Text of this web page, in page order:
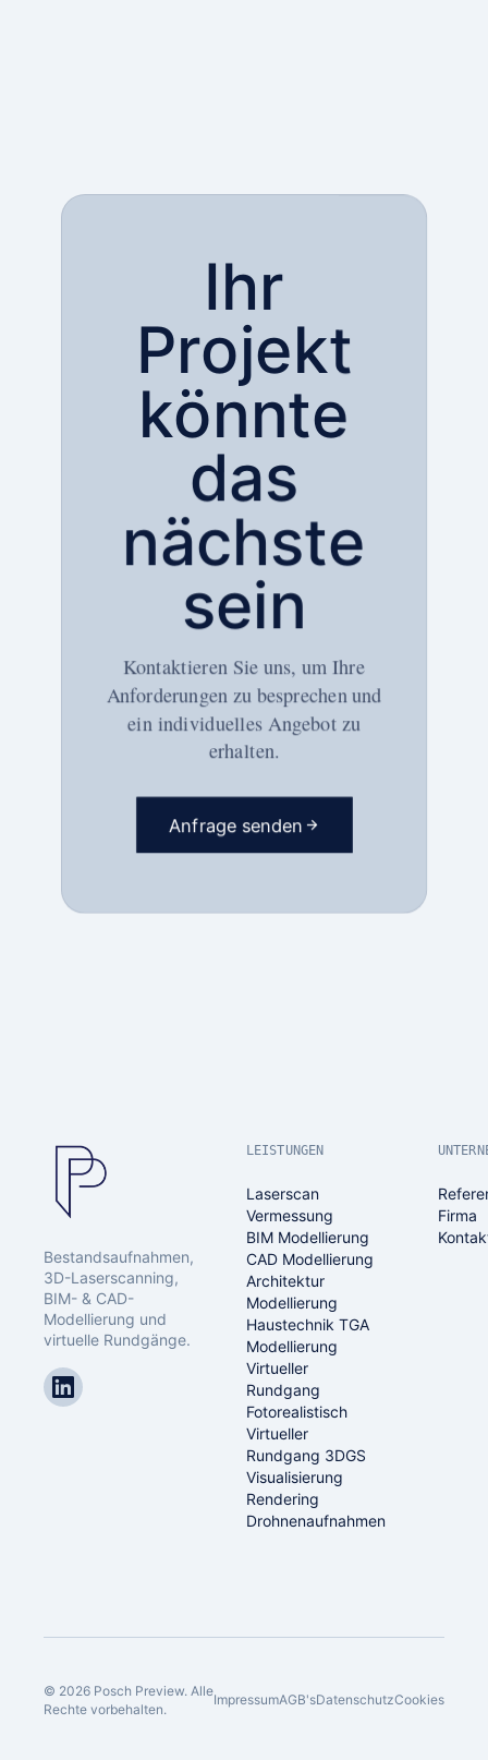
Ihr
Projekt
könnte
das
nächste
sein
Kontaktieren Sie uns, um Ihre
Anforderungen zu besprechen und
ein individuelles Angebot zu
erhalten.
Anfrage senden
Bestandsaufnahmen,
3D-Laserscanning,
BIM- & CAD-
Modellierung und
virtuelle Rundgänge.
LEISTUNGEN
Laserscan
Vermessung
BIM Modellierung
CAD Modellierung
Architektur
Modellierung
Haustechnik TGA
Modellierung
Virtueller
Rundgang
Fotorealistisch
Virtueller
Rundgang 3DGS
Visualisierung
Rendering
Drohnenaufnahmen
Firma
© 2026 Posch Preview. Alle
Rechte vorbehalten.
ImpressumAGB'sDatenschutzCookies